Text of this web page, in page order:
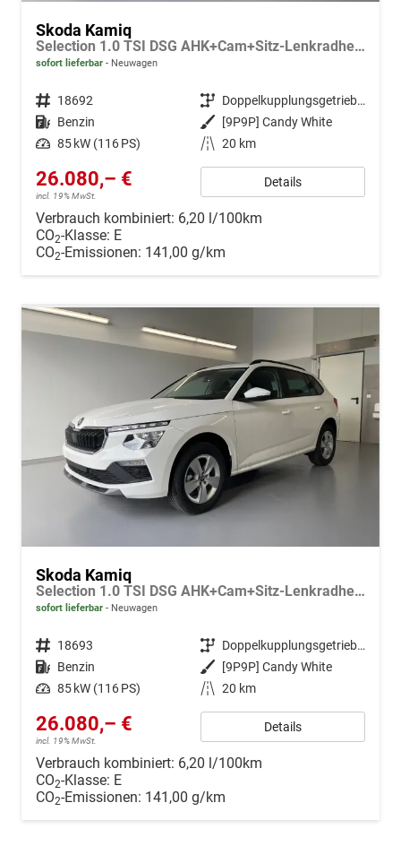
Skoda Kamiq
Selection 1.0 TSI DSG AHK+Cam+Sitz-Lenkradheiz+Sunset+Kessy+AppConnect+Alu16
sofort lieferbar Neuwagen
Fahrzeugnr. 18692 Getriebe
Doppelkupplungsgetriebe (DSG)
Kraftstoff Benzin Außenfarbe
[9P9P] Candy White
Leistung 85 kW (116 PS) Kilometerstand 20 km
26.080,– €
incl. 19% MwSt.
Details
Verbrauch kombiniert: 6,20 l/100km
CO2-Klasse: E
CO2-Emissionen: 141,00 g/km
Skoda Kamiq
Selection 1.0 TSI DSG AHK+Cam+Sitz-Lenkradheiz+Sunset+Kessy+AppConnect+Alu16
sofort lieferbar Neuwagen
Fahrzeugnr. 18693 Getriebe
Doppelkupplungsgetriebe (DSG)
Kraftstoff Benzin Außenfarbe [9P9P] Candy White
Leistung 85 kW (116 PS) Kilometerstand 20 km
26.080,– €
incl. 19% MwSt.
Details
Verbrauch kombiniert: 6,20 l/100km
CO2-Klasse: E
CO2-Emissionen: 141,00 g/km